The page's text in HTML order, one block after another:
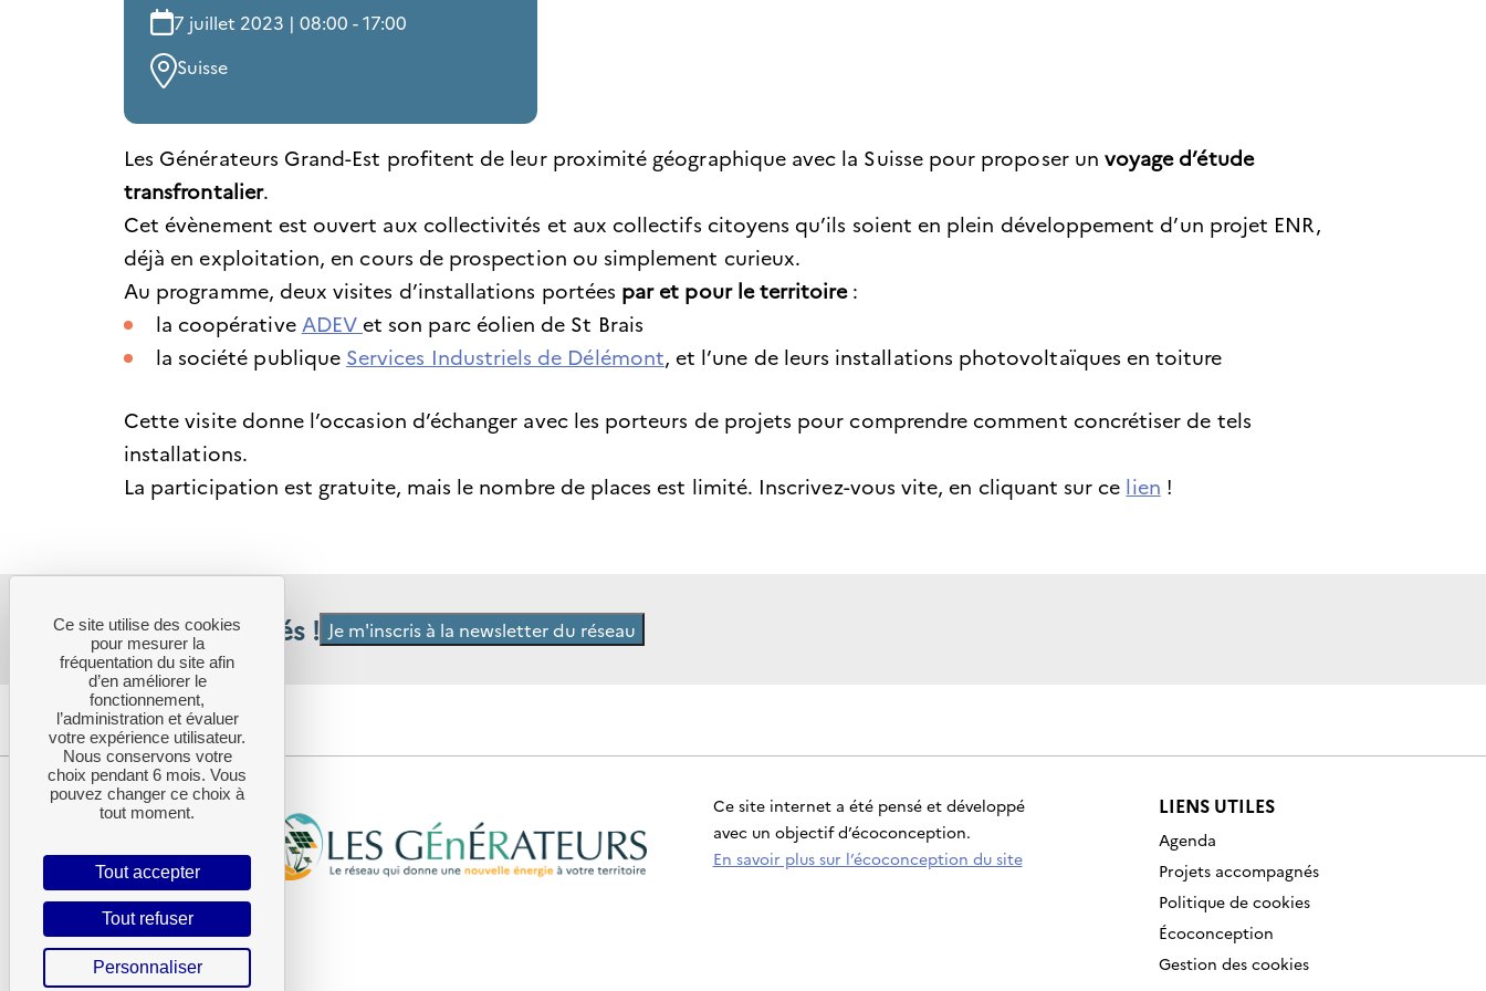
7 juillet 2023 | 08:00 - 17:00
Suisse
Les Générateurs Grand-Est profitent de leur proximité géographique avec la Suisse pour proposer un voyage d’étude
transfrontalier.
Cet évènement est ouvert aux collectivités et aux collectifs citoyens qu’ils soient en plein développement d’un projet ENR,
déjà en exploitation, en cours de prospection ou simplement curieux.
Au programme, deux visites d’installations portées par et pour le territoire:
la coopérative ADEV et son parc éolien de St Brais
la société publique Services Industriels de Délémont, et l’une de leurs installations photovoltaïques en toiture
Cette visite donne l’occasion d’échanger avec les porteurs de projets pour comprendre comment concrétiser de tels
installations.
La participation est gratuite, mais le nombre de places est limité. Inscrivez-vous vite, en cliquant sur ce lien !
Restez informés ! Je m'inscris à la newsletter du réseau
Ce site internet a été pensé et développé
avec un objectif d’écoconception.
En savoir plus sur l’écoconception du site
LIENS UTILES
Agenda
Projets accompagnés
Politique de cookies
Écoconception
Gestion des cookies
Ce site utilise des cookies
pour mesurer la
fréquentation du site afin
d’en améliorer le
fonctionnement,
l’administration et évaluer
votre expérience utilisateur.
Nous conservons votre
choix pendant 6 mois. Vous
pouvez changer ce choix à
tout moment.
Tout accepter
Tout refuser
Personnaliser